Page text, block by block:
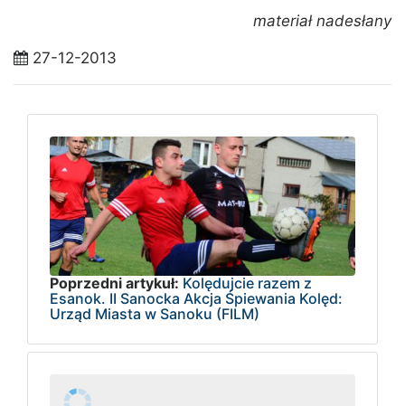
materiał nadesłany
27-12-2013
Poprzedni artykuł: Kolędujcie razem z
Esanok. II Sanocka Akcja Śpiewania Kolęd:
Urząd Miasta w Sanoku (FILM)